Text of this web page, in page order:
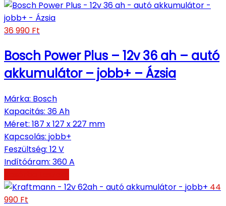
36 990 Ft
Bosch Power Plus – 12v 36 ah – autó
akkumulátor – jobb+ – Ázsia
Márka: Bosch
Kapacitás: 36 Ah
Méret: 187 x 127 x 227 mm
Kapcsolás: jobb+
Feszültség: 12 V
Indítóáram: 360 A
44
990 Ft